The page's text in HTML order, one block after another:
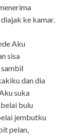
ke kamar.
Aku
sisa
dan dia
suka
bulu
jembutku
pelan,